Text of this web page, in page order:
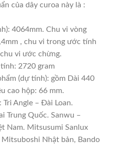
của dây curoa này là :
4064mm. Chu vi vòng
, chu vi trong ước tính
vi ước chừng.
2720 gram
(dự tính): gồm Dài 440
cao hộp: 66 mm.
Angle – Đài Loan.
Trung Quốc. Sanwu –
Nam. Mitsusumi Sanlux
Mitsuboshi Nhật bản, Bando